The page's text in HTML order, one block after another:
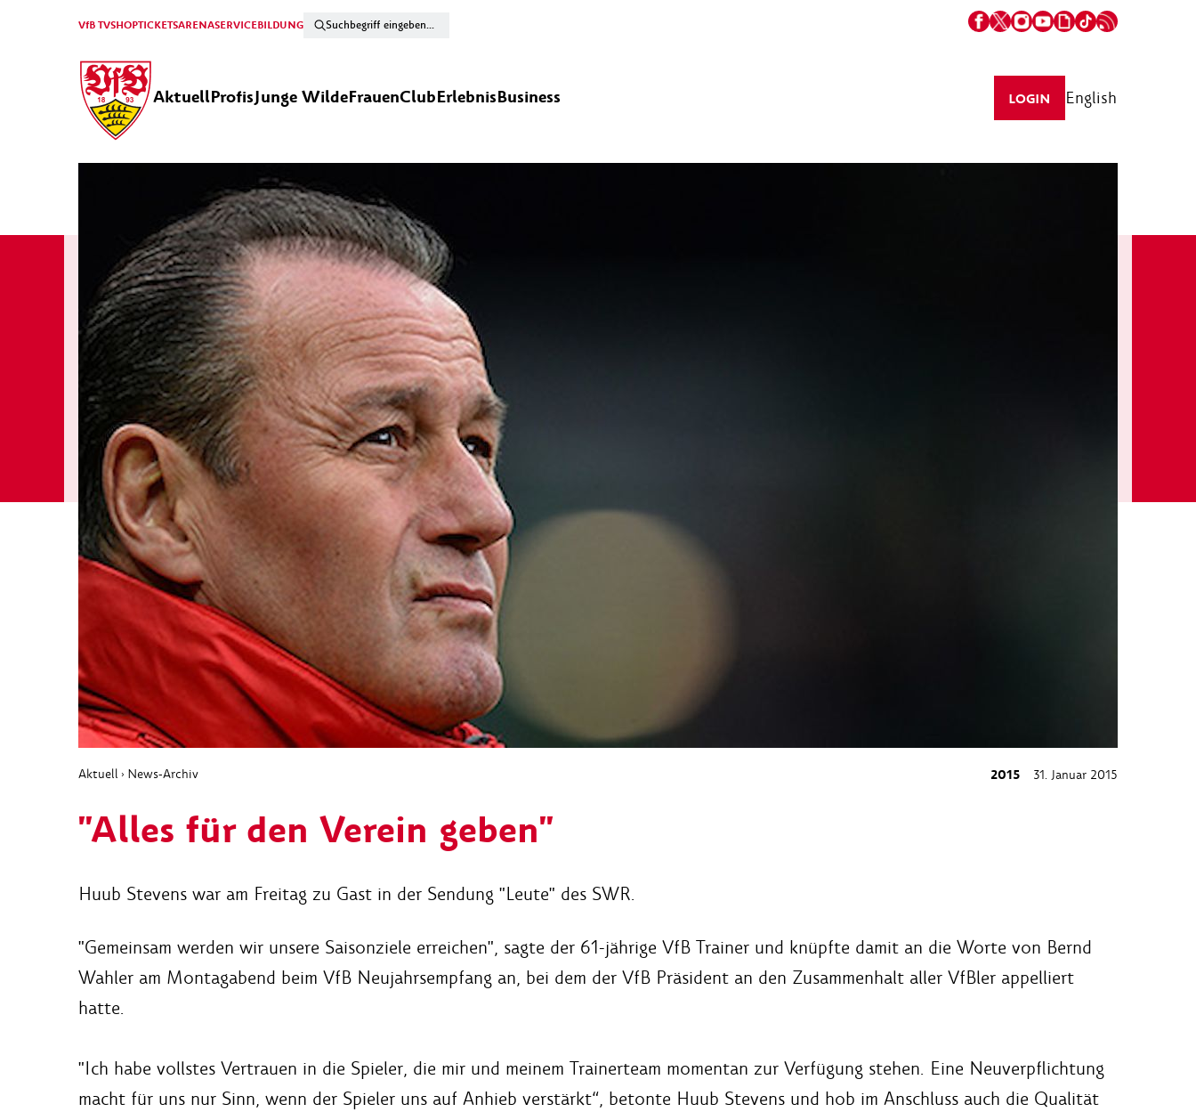
VfB TVSHOPTICKETSARENASERVICEBILDUNG
AktuellProfisJunge WildeFrauenClubErlebnisBusiness LOGIN English
Aktuell › News-Archiv 2015 31. Januar 2015
"Alles für den Verein geben"
Huub Stevens war am Freitag zu Gast in der Sendung "Leute" des SWR.
"Gemeinsam werden wir unsere Saisonziele erreichen", sagte der 61-jährige VfB Trainer und knüpfte damit an die Worte von Bernd
Wahler am Montagabend beim VfB Neujahrsempfang an, bei dem der VfB Präsident an den Zusammenhalt aller VfBler appelliert
hatte.
"Ich habe vollstes Vertrauen in die Spieler, die mir und meinem Trainerteam momentan zur Verfügung stehen. Eine Neuverpflichtung
macht für uns nur Sinn, wenn der Spieler uns auf Anhieb verstärkt“, betonte Huub Stevens und hob im Anschluss auch die Qualität